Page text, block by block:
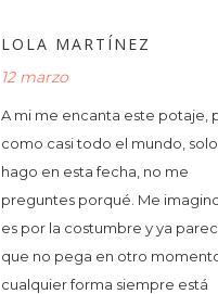
LOLA MARTÍNEZ
12 marzo
A mi me encanta este potaje,
como casi todo el mundo,
hago en esta fecha, no me
preguntes porqué. Me
es por la costumbre y ya
que no pega en otro
cualquier forma siempre está